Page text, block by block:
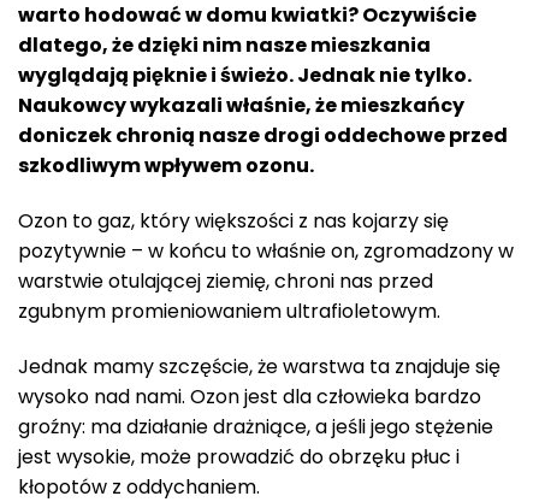
warto hodować w domu kwiatki? Oczywiście
dlatego, że dzięki nim nasze mieszkania
wyglądają pięknie i świeżo. Jednak nie tylko.
Naukowcy wykazali właśnie, że mieszkańcy
doniczek chronią nasze drogi oddechowe przed
szkodliwym wpływem ozonu.
Ozon to gaz, który większości z nas kojarzy się
pozytywnie – w końcu to właśnie on, zgromadzony w
warstwie otulającej ziemię, chroni nas przed
zgubnym promieniowaniem ultrafioletowym.
Jednak mamy szczęście, że warstwa ta znajduje się
wysoko nad nami. Ozon jest dla człowieka bardzo
groźny: ma działanie drażniące, a jeśli jego stężenie
jest wysokie, może prowadzić do obrzęku płuc i
kłopotów z oddychaniem.